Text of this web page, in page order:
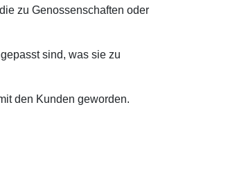
zu Genossenschaften oder
sind, was sie zu
den Kunden geworden.